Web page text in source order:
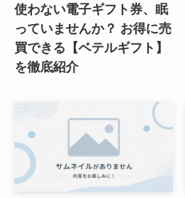
使わない電子ギフト券、眠
っていませんか？ お得に売
買できる【ベテルギフト】
を徹底紹介